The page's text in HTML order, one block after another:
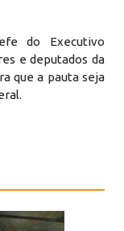
do Executivo
e deputados da
que a pauta seja